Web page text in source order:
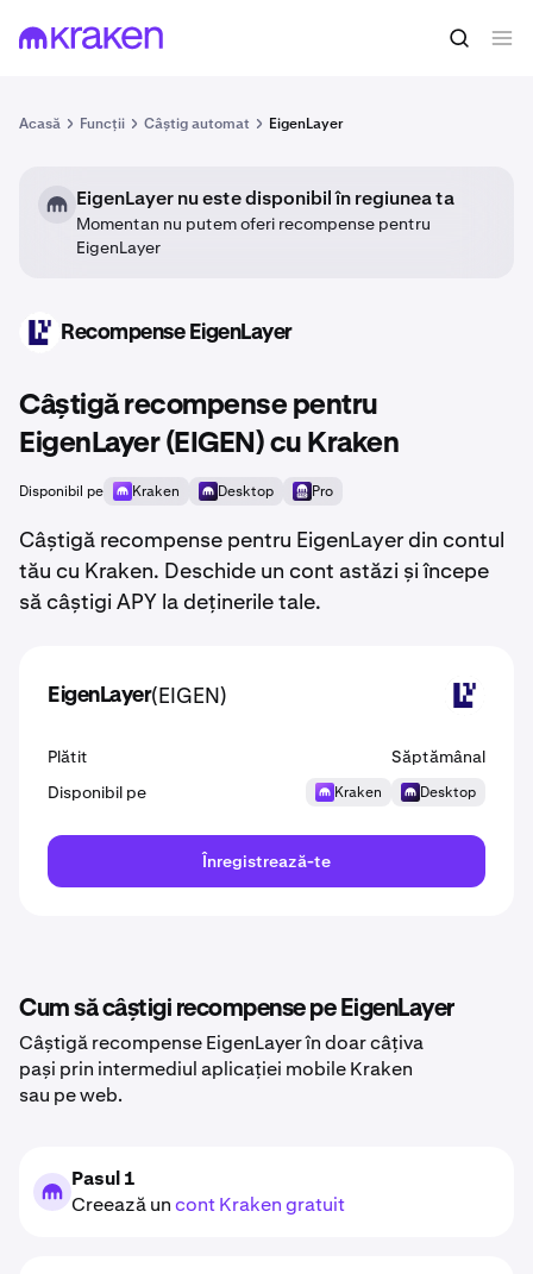
Acasă Funcții Câștig automat EigenLayer
EigenLayer nu este disponibil în regiunea ta
Momentan nu putem oferi recompense pentru
EigenLayer
EIGEN Recompense EigenLayer
Câștigă recompense pentru
EigenLayer (EIGEN) cu Kraken
Disponibil pe Kraken Desktop Pro
Câștigă recompense pentru EigenLayer din contul
tău cu Kraken. Deschide un cont astăzi și începe
să câștigi APY la deținerile tale.
EigenLayer(EIGEN) EIGEN
Plătit
Săptămânal
Disponibil pe
Kraken Desktop
Înregistrează-te
Cum să câștigi recompense pe EigenLayer
Câștigă recompense EigenLayer în doar câțiva
pași prin intermediul aplicației mobile Kraken
sau pe web.
Pasul 1
Creează uncont Kraken gratuit